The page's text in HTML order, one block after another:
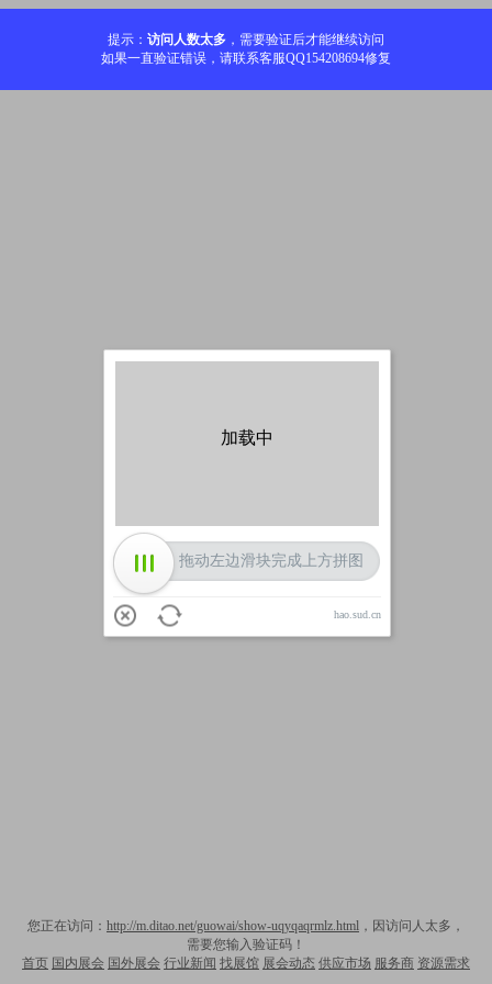
提示： 访问人数太多 ，需要验证后才能继续访问
如果一直验证错误，请联系客服QQ154208694修复
您正在访问： http://m.ditao.net/guowai/show-uqyqaqrmlz.html ，因访问人太多，
需要您输入验证码！
首页 国内展会 国外展会 行业新闻 找展馆 展会动态 供应市场 服务商 资源需求
加载中
拖动左边滑块完成上方拼图
hao.sud.cn